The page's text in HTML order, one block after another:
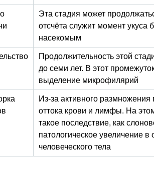
Эта стадия может
отсчёта служит момент укуса
насекомым
Продолжительность этой
до семи лет. В этот
выделение микрофилярий
Из-за активного размножения
оттока крови и лимфы. На
такое последствие, как
патологическое увеличение в
человеческого тела